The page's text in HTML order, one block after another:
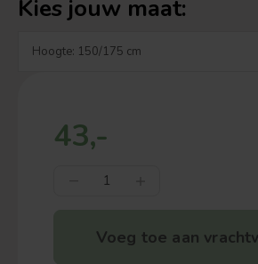
Kies jouw maat:
43,-
Voeg toe aan